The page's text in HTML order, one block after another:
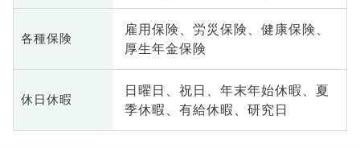
各種保険
雇用保険、労災保険、健康保険、
厚生年金保険
休日休暇
日曜日、祝日、年末年始休暇、夏
季休暇、有給休暇、研究日